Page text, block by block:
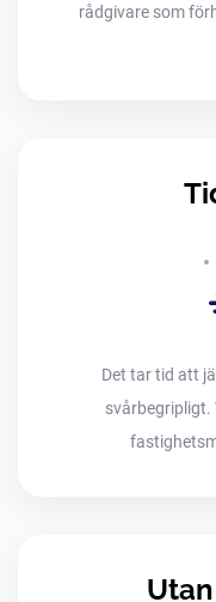
rådgivare som
Det tar tid att
svårbegripligt.